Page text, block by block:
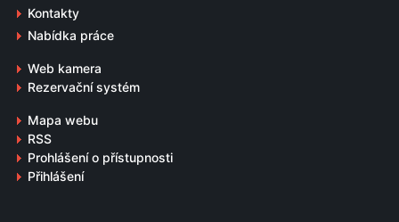
Kontakty
Nabídka práce
Web kamera
Rezervační systém
Mapa webu
RSS
Prohlášení o přístupnosti
Přihlášení